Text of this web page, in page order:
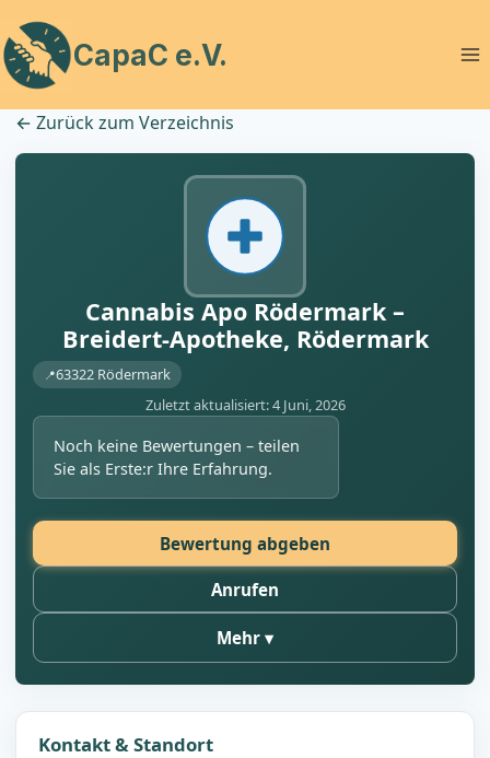
Inhalt
springen
CapaC e.V.
← Zurück zum Verzeichnis
Cannabis Apo Rödermark –
Breidert-Apotheke, Rödermark
63322 Rödermark
Zuletzt aktualisiert: 4 Juni, 2026
Noch keine Bewertungen – teilen
Sie als Erste:r Ihre Erfahrung.
Bewertung abgeben
Anrufen
Mehr
Kontakt & Standort